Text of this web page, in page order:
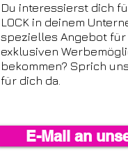
Du interessierst dich
LOCK in deinem
spezielles Angebot
exklusiven
bekommen? Sprich
für dich da.
E-Mail an